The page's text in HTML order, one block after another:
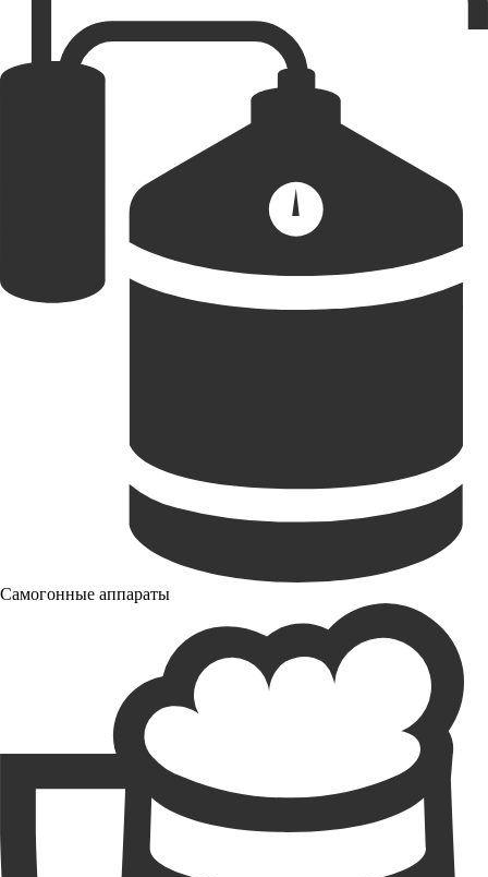
Самогонные аппараты